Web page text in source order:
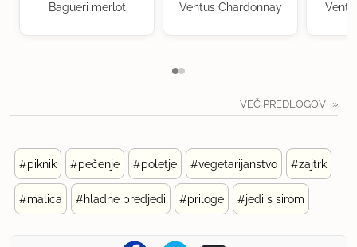
Bagueri merlot Ventus Chardonnay
VEČ PREDLOGOV
#piknik #pečenje #poletje #vegetarijanstvo #zajtrk
#malica #hladne predjedi #priloge #jedi s sirom